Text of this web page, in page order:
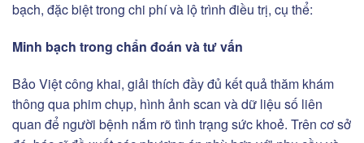
bạch, đặc biệt trong chi phí và lộ trình điều trị, cụ thể:
Minh bạch trong chẩn đoán và tư vấn
Bảo Việt công khai, giải thích đầy đủ kết quả thăm khám
thông qua phim chụp, hình ảnh scan và dữ liệu số liên
quan để người bệnh nắm rõ tình trạng sức khoẻ. Trên cơ sở